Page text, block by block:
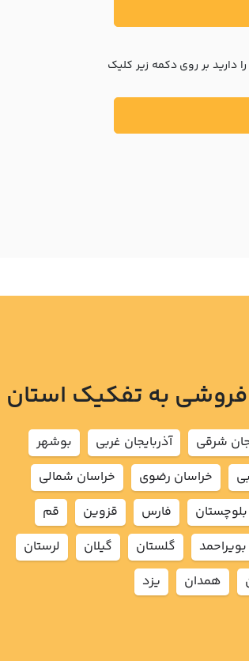
دارید بر روی دکمه زیر کلیک
به تفکیک استان
شرقي آذربايجان غربي
بوشهر
خراسان رضوي
خراسان شمالي
فارس قزوين
قم
گلستان گيلان
لرستان
همدان يزد